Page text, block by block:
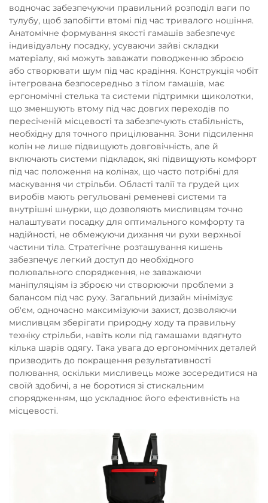
водночас забезпечуючи правильний розподіл ваги по
тулубу, щоб запобігти втомі під час тривалого ношіння.
Анатомічне формування якості гамашів забезпечує
індивідуальну посадку, усуваючи зайві складки
матеріалу, які можуть заважати поводженню зброєю
або створювати шум під час крадіння. Конструкція чобіт
інтегрована безпосередньо з тілом гамашів, має
ергономічні стелька та системи підтримки щиколотки,
що зменшують втому під час довгих переходів по
пересіченій місцевості та забезпечують стабільність,
необхідну для точного прицілювання. Зони підсилення
колін не лише підвищують довговічність, але й
включають системи підкладок, які підвищують комфорт
під час положення на колінах, що часто потрібні для
маскування чи стрільби. Області талії та грудей цих
виробів мають регульовані ременеві системи та
внутрішні шнурки, що дозволяють мисливцям точно
налаштувати посадку для оптимального комфорту та
надійності, не обмежуючи дихання чи рухи верхньої
частини тіла. Стратегічне розташування кишень
забезпечує легкий доступ до необхідного
полювального спорядження, не заважаючи
маніпуляціям із зброєю чи створюючи проблеми з
балансом під час руху. Загальний дизайн мінімізує
об'єм, одночасно максимізуючи захист, дозволяючи
мисливцям зберігати природну ходу та правильну
техніку стрільби, навіть коли під гамашами вдягнуто
кілька шарів одягу. Така увага до ергономічних деталей
призводить до покращення результативності
полювання, оскільки мисливець може зосередитися на
своїй здобичі, а не боротися зі стискальним
спорядженням, що ускладнює його ефективність на
місцевості.